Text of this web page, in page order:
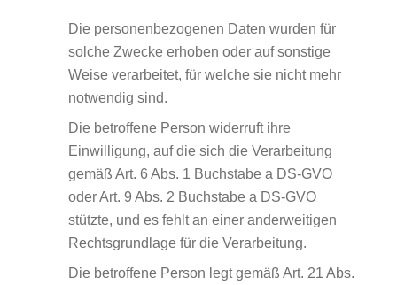
Die personenbezogenen Daten wurden für
solche Zwecke erhoben oder auf sonstige
Weise verarbeitet, für welche sie nicht mehr
notwendig sind.
Die betroffene Person widerruft ihre
Einwilligung, auf die sich die Verarbeitung
gemäß Art. 6 Abs. 1 Buchstabe a DS-GVO
oder Art. 9 Abs. 2 Buchstabe a DS-GVO
stützte, und es fehlt an einer anderweitigen
Rechtsgrundlage für die Verarbeitung.
Die betroffene Person legt gemäß Art. 21 Abs.